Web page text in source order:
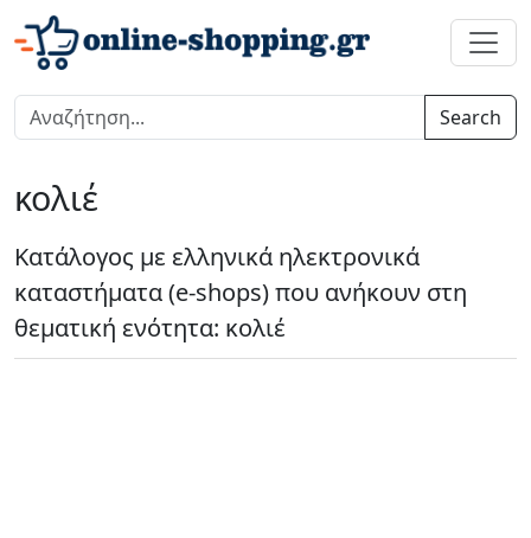
Search
κολιέ
Κατάλογος με ελληνικά ηλεκτρονικά
καταστήματα (e-shops) που ανήκουν στη
θεματική ενότητα: κολιέ